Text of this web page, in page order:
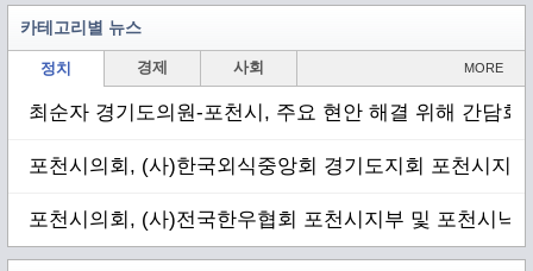
카테고리별 뉴스
정치 경제 사회 MORE
최순자 경기도의원-포천시, 주요 현안 해결 위해 간담회
포천시의회, (사)한국외식중앙회 경기도지회 포천시지
포천시의회, (사)전국한우협회 포천시지부 및 포천시낙